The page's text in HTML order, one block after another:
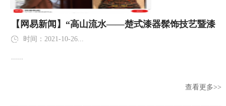
【网易新闻】“高山流水——楚式漆器髹饰技艺暨漆
艺创新作品展”在北京举行
时间：2021-10-26...
......
查看更多>>